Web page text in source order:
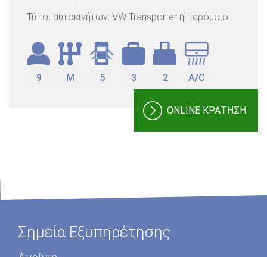
Τύποι αυτοκινήτων: VW Transporter ή παρόμοιο
9 M 5 3 2 A/C
ONLINE ΚΡΑΤΗΣΗ
Σημεία Εξυπηρέτησης